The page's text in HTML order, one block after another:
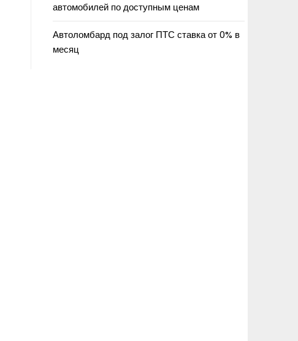
автомобилей по доступным ценам
Автоломбард под залог ПТС ставка от 0% в
месяц